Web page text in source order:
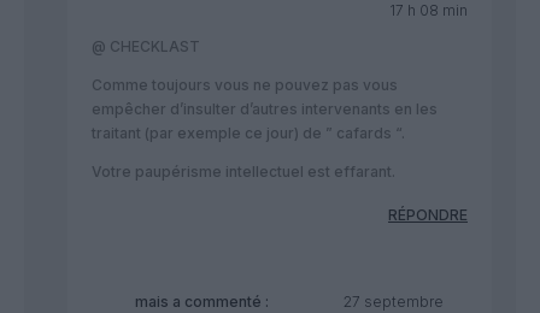
17 h 08 min
@ CHECKLAST
Comme toujours vous ne pouvez pas vous
empêcher d’insulter d’autres intervenants en les
traitant (par exemple ce jour) de ” cafards “.
Votre paupérisme intellectuel est effarant.
RÉPONDRE
mais a commenté :
27 septembre